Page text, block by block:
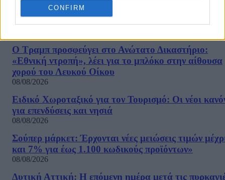
CONFIRM
Το σπάνιο μέταλλο του Βαρβιτσιώτη
Ο Τραμπ προσφεύγει στο Ανώτατο Δικαστήριο:
«Εθνική ντροπή», λέει για το μπλόκο στην αίθουσα
χορού του Λευκού Οίκου
08/08/2026
Ειδικό Χωροταξικό για τον Τουρισμό: Οι νέοι
για επενδύσεις και νησιά
08/08/2026
Σούπερ μάρκετ: Έρχονται νέες μειώσεις τιμών
και 7% για έως 1.100 κωδικούς προϊόντων»
08/08/2026
Δυτική Αττική: Η επόμενη ημέρα μετά τις